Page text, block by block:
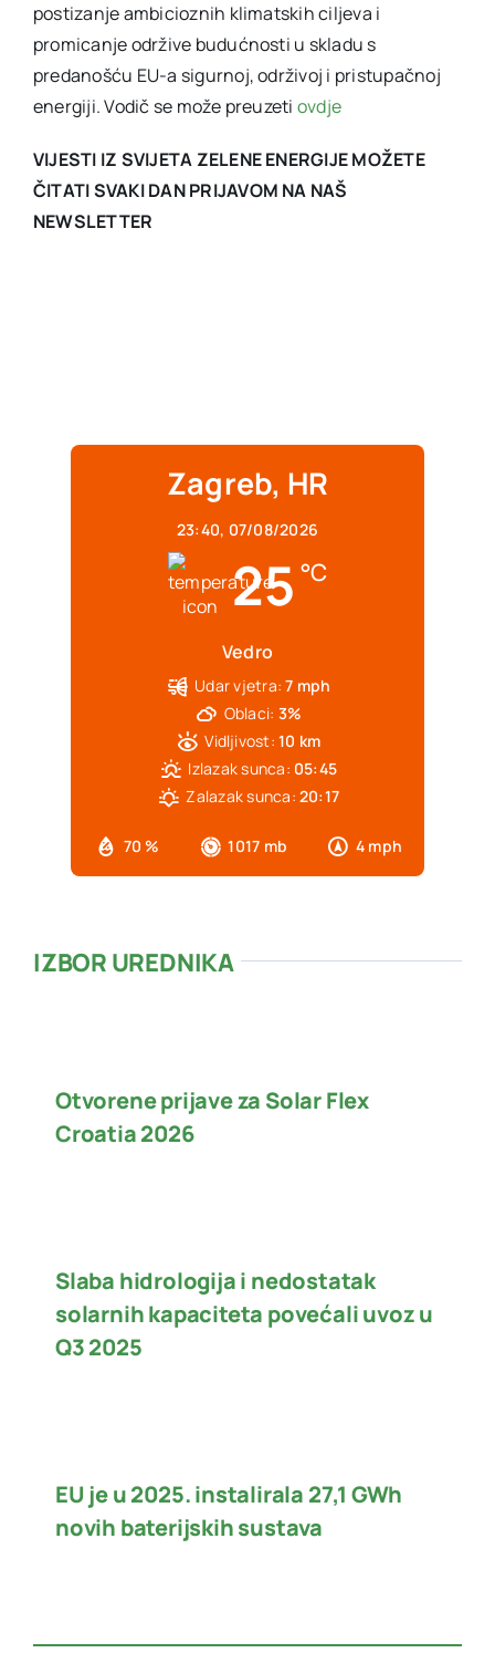
postizanje ambicioznih klimatskih ciljeva i
promicanje održive budućnosti u skladu s
predanošću EU-a sigurnoj, održivoj i pristupačnoj
energiji. Vodič se može preuzeti ovdje
VIJESTI IZ SVIJETA ZELENE ENERGIJE MOŽETE
ČITATI SVAKI DAN PRIJAVOM NA NAŠ
NEWSLETTER
Zagreb, HR
23:40, 07/08/2026
25 °C
Vedro
70 % 1017 mb 4 mph
Udar vjetra: 7 mph
Oblaci: 3%
Vidljivost: 10 km
Izlazak sunca: 05:45
Zalazak sunca: 20:17
IZBOR UREDNIKA
Otvorene prijave za Solar Flex
Croatia 2026
Slaba hidrologija i nedostatak
solarnih kapaciteta povećali uvoz u
Q3 2025
EU je u 2025. instalirala 27,1 GWh
novih baterijskih sustava